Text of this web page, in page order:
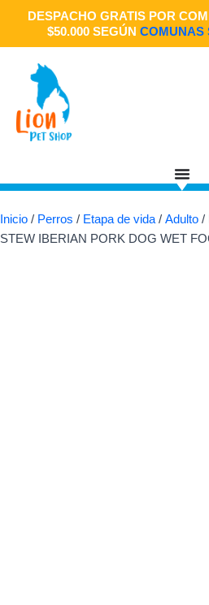
contenido
DESPACHO GRATIS POR
$50.000 SEGÚN COMUNAS
Inicio / Perros / Etapa de vida / Adulto /
STEW IBERIAN PORK DOG WET